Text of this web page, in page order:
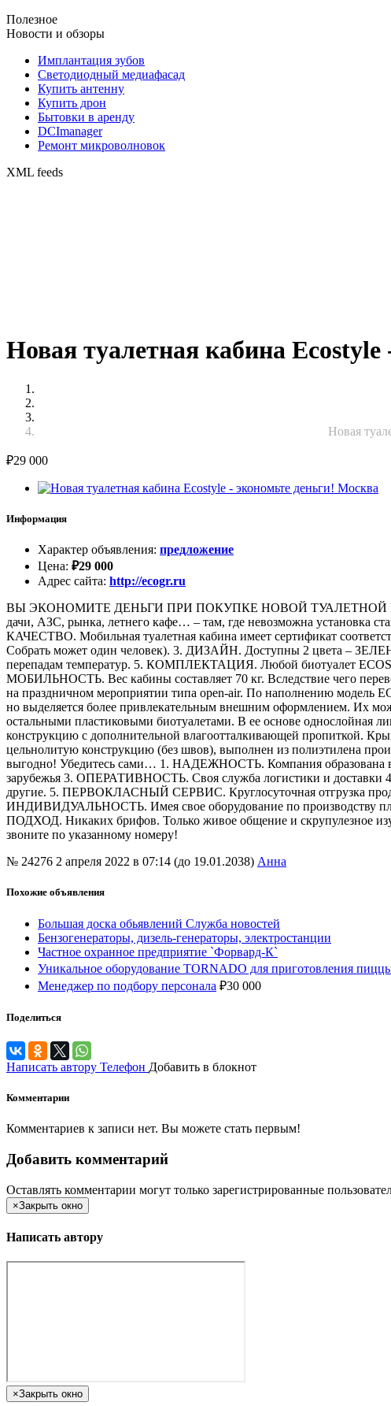
Полезное
Новости и обзоры
Имплантация зубов
Светодиодный медиафасад
Купить антенну
Купить дрон
Бытовки в аренду
DCImanager
Ремонт микроволновок
XML feeds
Новая туалетная кабина
Новая
₽29 000
Информация
Характер объявления: предложение
Цена: ₽29 000
Адрес сайта: http://ecogr.ru
ВЫ ЭКОНОМИТЕ ДЕНЬГИ ПРИ ПОКУПКЕ НОВОЙ ТУАЛЕТНОЙ КАБИНЫ
дачи, АЗС, рынка, летнего кафе… – там, где невозможна установка
КАЧЕСТВО. Мобильная туалетная кабина имеет сертификат
Собрать может один человек). 3. ДИЗАЙН. Доступны 2 цвета –
перепадам температур. 5. КОМПЛЕКТАЦИЯ. Любой биотуалет
МОБИЛЬНОСТЬ. Вес кабины составляет 70 кг. Вследствие чего
на праздничном мероприятии типа open-air. По наполнению модель
но выделяется более привлекательным внешним оформлением. Их
остальными пластиковыми биотуалетами. В ее основе однослойная
конструкцию с дополнительной влагоотталкивающей пропиткой.
цельнолитую конструкцию (без швов), выполнен из полиэтилена
выгодно! Убедитесь сами… 1. НАДЕЖНОСТЬ. Компания
зарубежья 3. ОПЕРАТИВНОСТЬ. Своя служба логистики и доставки
другие. 5. ПЕРВОКЛАСНЫЙ СЕРВИС. Круглосуточная отгрузка
ИНДИВИДУАЛЬНОСТЬ. Имея свое оборудование по производству
ПОДХОД. Никаких брифов. Только живое общение и скрупулезное
звоните по указанному номеру!
№ 24276 2 апреля 2022 в 07:14 (до 19.01.2038) Анна
Похожие объявления
Большая доска обьявлений Служба новостей
Бензогенераторы, дизель-генераторы, электростанции
Частное охранное предприятие `Форвард-К`
Уникальное оборудование TORNADO для приготовления
Менеджер по подбору персонала ₽30 000
Поделиться
Написать автору Телефон Добавить в блокнот
Комментарии
Комментариев к записи нет. Вы можете стать первым!
Добавить комментарий
Оставлять комментарии могут только зарегистрированные
×Закрыть окно
Написать автору
×Закрыть окно